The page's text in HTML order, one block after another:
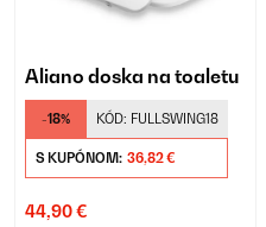
Aliano doska na toaletu
-18% KÓD: FULLSWING18
S KUPÓNOM: 36,82 €
44,90 €